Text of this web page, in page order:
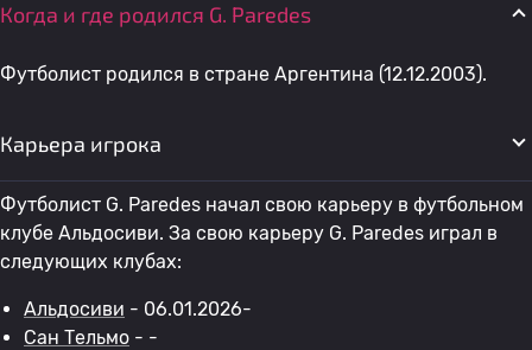
Когда и где родился G. Paredes
Футболист родился в стране Аргентина (12.12.2003).
Карьера игрока
Футболист G. Paredes начал свою карьеру в футбольном
клубе Альдосиви. За свою карьеру G. Paredes играл в
следующих клубах:
Альдосиви - 06.01.2026-
Сан Тельмо - -